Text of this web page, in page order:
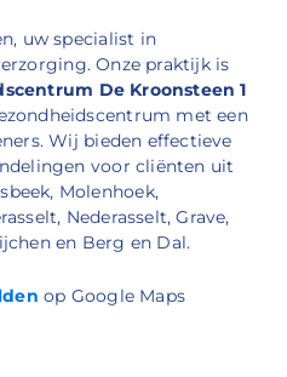
uw specialist in
Onze praktijk is
De Kroonsteen 1
met een
Wij bieden effectieve
voor cliënten uit
Molenhoek,
Nederasselt, Grave,
en Berg en Dal.
op Google Maps